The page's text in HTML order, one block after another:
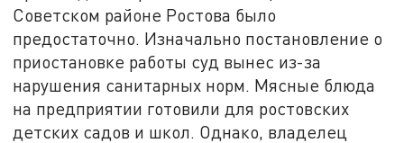
Советском районе Ростова было
предостаточно. Изначально постановление о
приостановке работы суд вынес из-за
нарушения санитарных норм. Мясные блюда
на предприятии готовили для ростовских
детских садов и школ. Однако, владелец